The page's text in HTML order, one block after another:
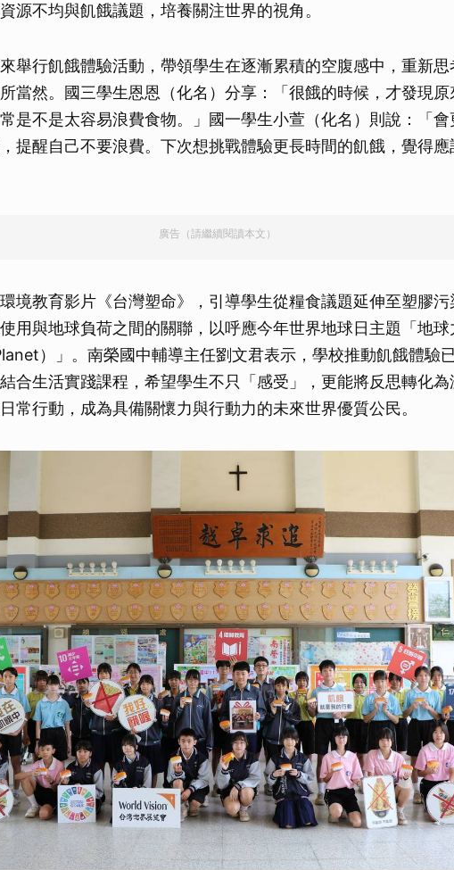
源不均與飢餓議題，培養關注世界的視角。
舉行飢餓體驗活動，帶領學生在逐漸累積的空腹感中，重新
當然。國三學生恩恩（化名）分享：「很餓的時候，才發現原
是不是太容易浪費食物。」國一學生小萱（化名）則說：「會
提醒自己不要浪費。下次想挑戰體驗更長時間的飢餓，覺得應
廣告（請繼續閱讀本文）
境教育影片《台灣塑命》，引導學生從糧食議題延伸至塑膠污
用與地球負荷之間的關聯，以呼應今年世界地球日主題「地
）」。南榮國中輔導主任劉文君表示，學校推動飢餓體驗
合生活實踐課程，希望學生不只「感受」，更能將反思轉化
常行動，成為具備關懷力與行動力的未來世界優質公民。